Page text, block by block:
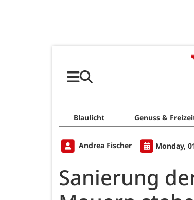
Blaulicht Genuss &
Andrea Fischer Monday,
Sanierung